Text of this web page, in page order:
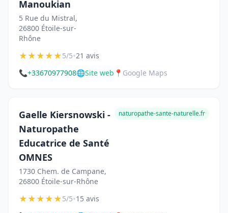
Manoukian
5 Rue du Mistral,
26800 Étoile-sur-
Rhône
★★★★★5/5•21 avis
📞+33670977908🌐Site web 📍 Google Maps
Gaelle Kiersnowski -
Naturopathe
Educatrice de Santé
OMNES
1730 Chem. de Campane,
26800 Étoile-sur-Rhône
naturopathe-sante-naturelle.fr
★★★★★5/5•15 avis